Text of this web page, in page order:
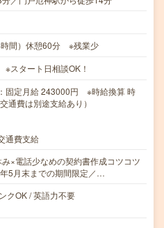
間）休憩60分 ※残業少
スタート日相談OK！
固定月給 243000円 ※時給換算 時
通費は別途支給あり）
通費支給
み×電話少なめの契約書作成コツコツ
5月末までの期間限定／…
クOK / 英語力不要